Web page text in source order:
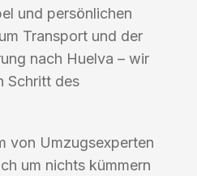
und persönlichen
Transport und der
nach Huelva – wir
Schritt des
von Umzugsexperten
um nichts kümmern